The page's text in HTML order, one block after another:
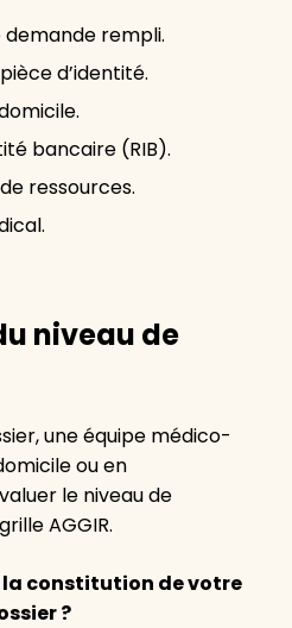
rempli.
d’identité.
bancaire (RIB).
ressources.
niveau de
une équipe médico-
ou en
le niveau de
AGGIR.
la constitution de votre
?